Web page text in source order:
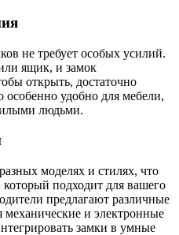
не требует особых усилий.
ящик, и замок
открыть, достаточно
особенно удобно для мебели,
людьми.
моделях и стилях, что
подходит для вашего
предлагают различные
и электронные
замки в умные